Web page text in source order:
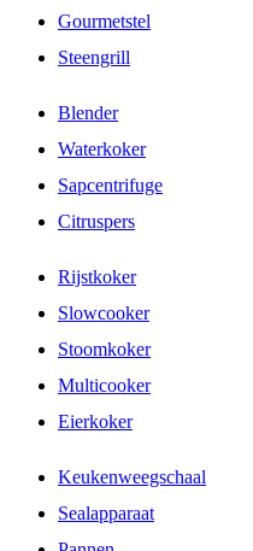
Gourmetstel
Steengrill
Blender
Waterkoker
Sapcentrifuge
Citruspers
Rijstkoker
Slowcooker
Stoomkoker
Multicooker
Eierkoker
Keukenweegschaal
Sealapparaat